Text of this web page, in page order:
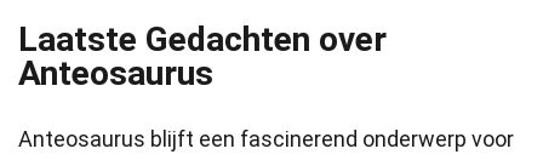
Laatste Gedachten over
Anteosaurus
Anteosaurus blijft een fascinerend onderwerp voor